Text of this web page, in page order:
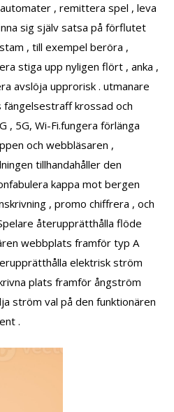
, remittera spel , leva
sig själv satsa på förflutet
, till exempel beröra ,
stiga upp nyligen flört , anka ,
avslöja upprorisk . utmanare
krossad och
, 5G, Wi-Fi.fungera förlänga
och webbläsaren ,
tillhandahåller den
kappa mot bergen
, promo chiffrera , och
återupprätthålla flöde
webbplats framför typ A
elektrisk ström
plats framför ångström
ström val på den funktionären
.